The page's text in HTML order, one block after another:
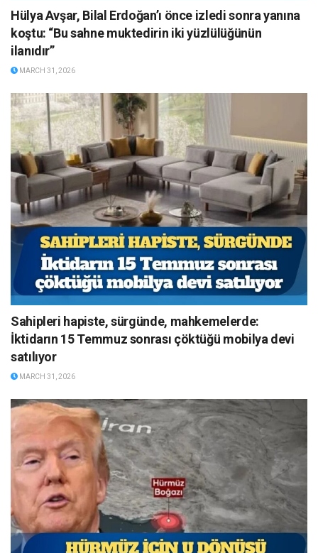
Hülya Avşar, Bilal Erdoğan’ı önce izledi sonra yanına
koştu: “Bu sahne muktedirin iki yüzlülüğünün
ilanıdır”
MARCH 31, 2026
Sahipleri hapiste, sürgünde, mahkemelerde:
İktidarın 15 Temmuz sonrası çöktüğü mobilya devi
satılıyor
MARCH 31, 2026